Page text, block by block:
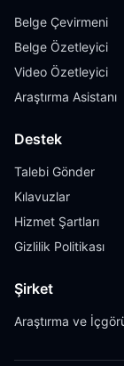
Belge Çevirmeni
Belge Özetleyici
Video Özetleyici
Araştırma Asistanı
Destek
Talebi Gönder
Kılavuzlar
Hizmet Şartları
Gizlilik Politikası
Şirket
Araştırma ve